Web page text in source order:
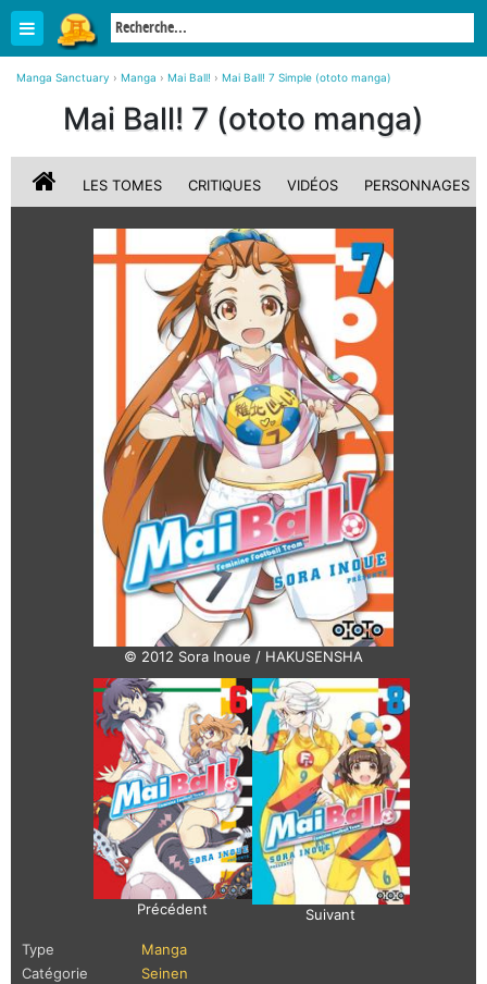
Manga Sanctuary › Manga › Mai Ball! › Mai Ball! 7 Simple (ototo manga)
Mai Ball! 7 (ototo manga)
LES TOMES CRITIQUES VIDÉOS PERSONNAGES
© 2012 Sora Inoue / HAKUSENSHA
Précédent
Suivant
Type
Manga
Catégorie
Seinen